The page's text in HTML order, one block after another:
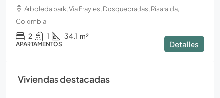
Arboleda park, Vía Frayles, Dosquebradas, Risaralda,
Colombia
2 1 34.1 m²
APARTAMENTOS Detalles
Viviendas destacadas